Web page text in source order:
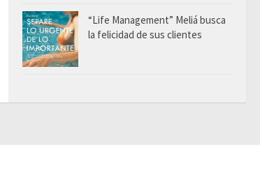
“Life Management” Meliá busca
la felicidad de sus clientes